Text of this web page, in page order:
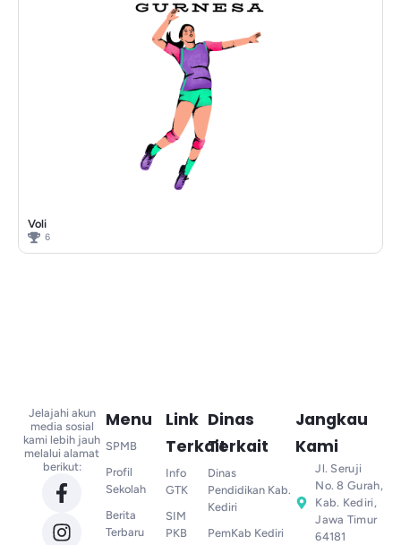
Voli
6
Jelajahi akun
media sosial
kami lebih jauh
melalui alamat
berikut:
Menu
SPMB
Profil
Sekolah
Berita
Terbaru
Link
Terkait
Info
GTK
SIM
PKB
Dinas
Terkait
Dinas
Pendidikan Kab.
Kediri
PemKab Kediri
Jangkau
Kami
Jl. Seruji
No. 8 Gurah,
Kab. Kediri,
Jawa Timur
64181